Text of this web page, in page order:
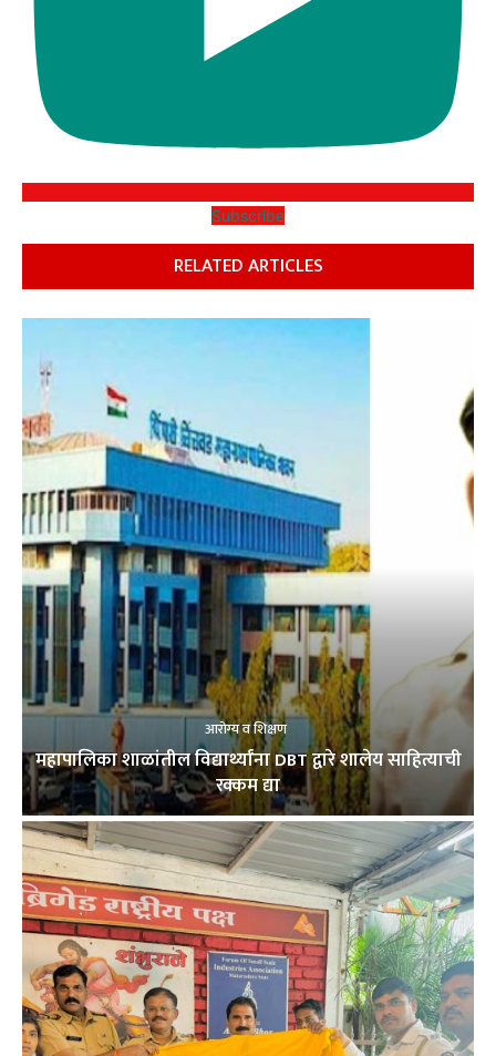
Subscribe
RELATED ARTICLES
आरोग्य व शिक्षण
महापालिका शाळांतील विद्यार्थ्यांना DBT द्वारे शालेय साहित्याची
रक्कम द्या